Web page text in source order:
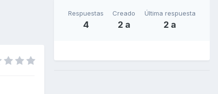
Respuestas
4
Creado
2 a
Última respuesta
2 a